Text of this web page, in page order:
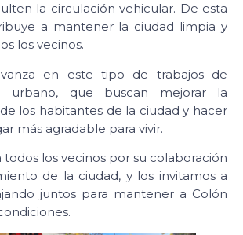
la circulación vehicular. De esta
a mantener la ciudad limpia y
los vecinos.
en este tipo de trabajos de
urbano, que buscan mejorar la
los habitantes de la ciudad y hacer
más agradable para vivir.
los vecinos por su colaboración
de la ciudad, y los invitamos a
juntos para mantener a Colón